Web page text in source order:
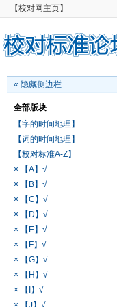
【校对网主页】
« 隐藏侧边栏
全部版块
【字的时间地理】
【词的时间地理】
【校对标准A-Z】
× 【A】√
× 【B】√
× 【C】√
× 【D】√
× 【E】√
× 【F】√
× 【G】√
× 【H】√
× 【I】√
× 【J】√